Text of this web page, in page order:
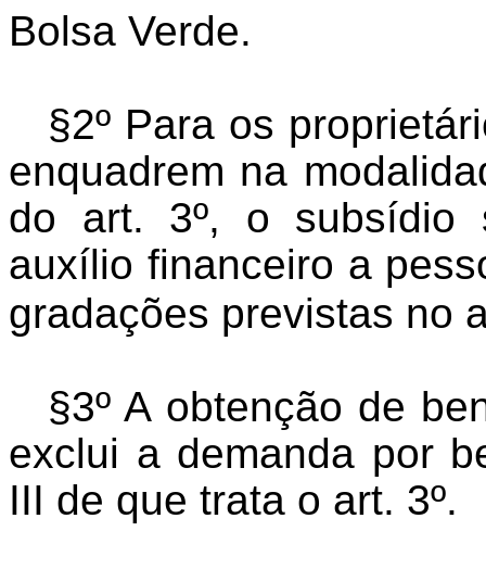
Bolsa Verde.
§2º Para os
enquadrem na
do art. 3º, o subsídio
auxílio financeiro a
gradações previstas no
§3º A obtenção de
exclui a demanda por
III de que trata o art. 3º.